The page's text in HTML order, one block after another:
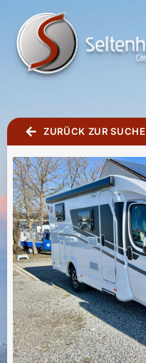
TOGGLE
MENU
ZURÜCK ZUR SUCHE